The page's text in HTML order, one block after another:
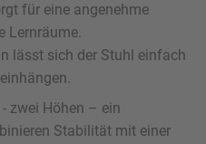
für eine angenehme
Lernräume.
lässt sich der Stuhl einfach
- zwei Höhen – ein
Stabilität mit einer